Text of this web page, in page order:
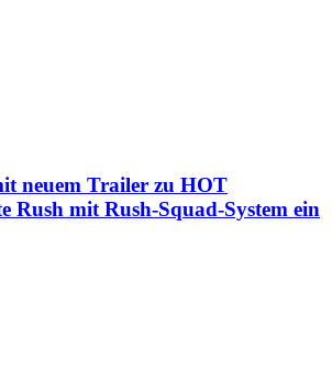
neuem Trailer zu HOT
Rush mit Rush-Squad-System ein